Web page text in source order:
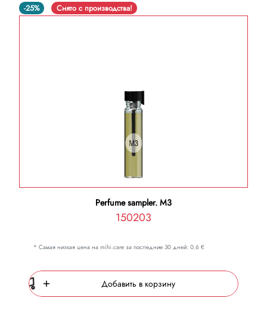
-25% Снято с производства!
Perfume sampler. M3
150203
* Самая низкая цена на mihi.care за последние 30 дней: 0.6 €
Добавить в корзину